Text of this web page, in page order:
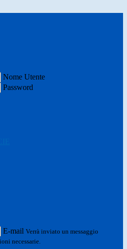
Nome Utente
Password
E-mail Verrà inviato un messaggio
necessarie.